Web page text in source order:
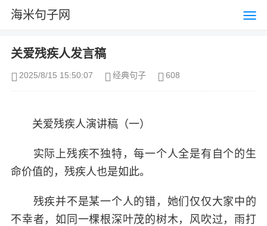
海米句子网
关爱残疾人发言稿
2025/8/15 15:50:07 经典句子 608
关爱残疾人演讲稿（一）
实际上残疾不独特，每一个人全是有自个的生
命价值的，残疾人也是如此。
残疾并不是某一个人的错，她们仅仅大家中的
不幸者，如同一棵根深叶茂的树木，风吹过，雨打